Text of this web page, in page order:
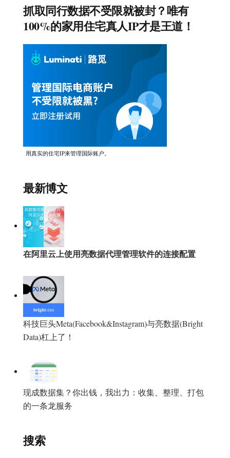
抓取同行数据不受限就被封？唯有
100%的家用住宅真人IP才是王道！
用真实的住宅IP来管理国际账户。
最新博文
在阿里云上使用亮数据代理管理软件的连接配置
科技巨头Meta(Facebook&Instagram)与亮数据(Bright
Data)杠上了！
现成数据集？你出钱，我出力：收集、整理、打包
的一条龙服务
搜索